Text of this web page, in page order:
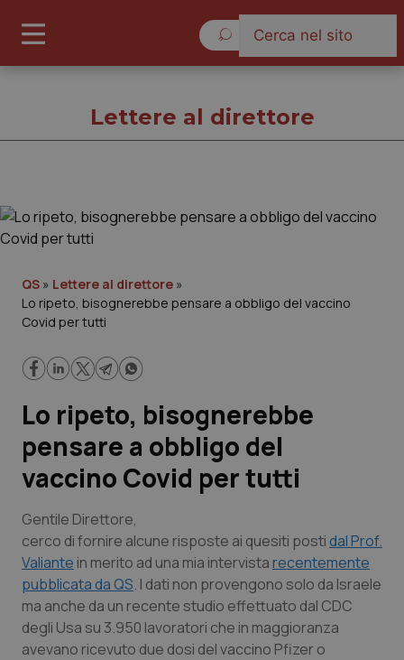
Governo e Parlamento
Regioni e Asl
Lavoro e Professioni
Scienza e Farmaci
Studi e Analisi
Lettere al direttore
Edizioni Regionali
QS Pro
Lettere al direttore
QS » Lettere al direttore »
Lo ripeto, bisognerebbe pensare a obbligo del vaccino
Covid per tutti
Lo ripeto, bisognerebbe
pensare a obbligo del
vaccino Covid per tutti
Gentile Direttore,
cerco di fornire alcune risposte ai quesiti posti dal Prof.
Valiante in merito ad una mia intervistarecentemente
pubblicata da QS. I dati non provengono solo da Israele
ma anche da un recente studio effettuato dal CDC
degli Usa su 3.950 lavoratori che in maggioranza
avevano ricevuto due dosi del vaccino Pfizer o